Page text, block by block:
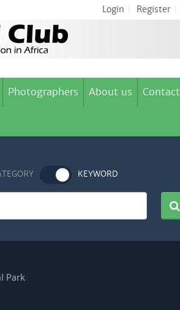
Login Register
Photographers About us Contact
KEYWORD